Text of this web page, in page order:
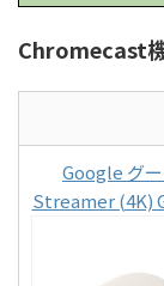
Chromecast
Google グ
Streamer (4K)